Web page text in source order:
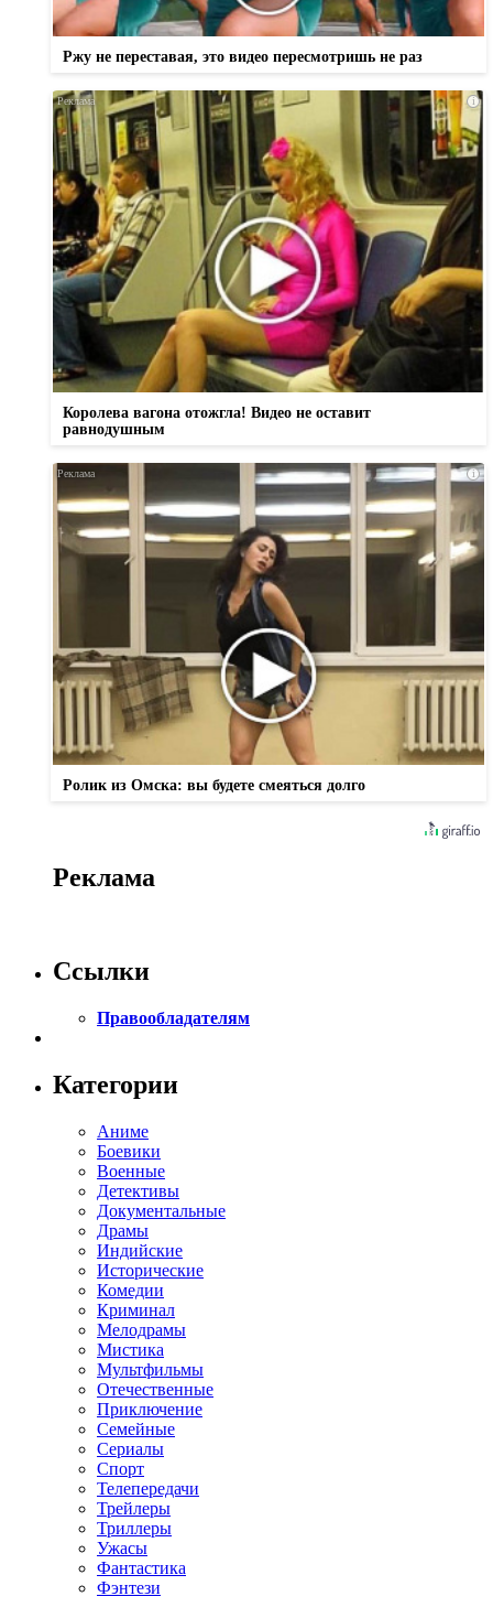
Ржу не переставая, это видео пересмотришь не раз
i
Королева вагона отожгла! Видео не оставит
равнодушным
i
Ролик из Омска: вы будете смеяться долго
Реклама
Ссылки
Правообладателям
Категории
Аниме
Боевики
Военные
Детективы
Документальные
Драмы
Индийские
Исторические
Комедии
Криминал
Мелодрамы
Мистика
Мультфильмы
Отечественные
Приключение
Семейные
Сериалы
Спорт
Телепередачи
Трейлеры
Триллеры
Ужасы
Фантастика
Фэнтези